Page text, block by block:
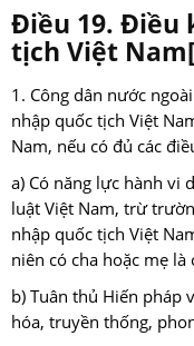
Điều 19. Điều
tịch Việt Nam
1. Công dân nước
nhập quốc tịch Việt
Nam, nếu có đủ các
a) Có năng lực hành vi
luật Việt Nam, trừ
nhập quốc tịch Việt
niên có cha hoặc mẹ là
b) Tuân thủ Hiến pháp
hóa, truyền thống,